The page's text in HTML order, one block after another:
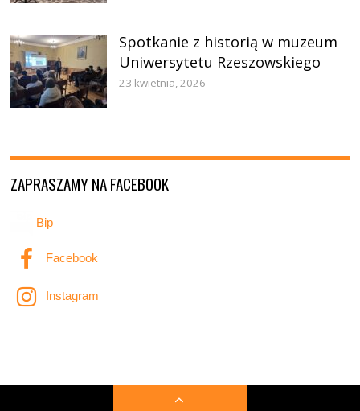
Spotkanie z historią w muzeum
Uniwersytetu Rzeszowskiego
23 kwietnia, 2026
ZAPRASZAMY NA FACEBOOK
Bip
Facebook
Instagram